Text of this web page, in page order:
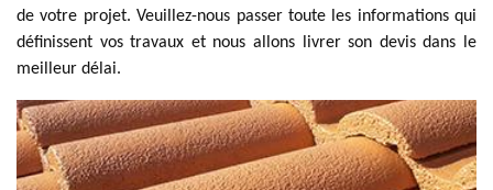
de votre projet. Veuillez-nous passer toute les informations qui
définissent vos travaux et nous allons livrer son devis dans le
meilleur délai.